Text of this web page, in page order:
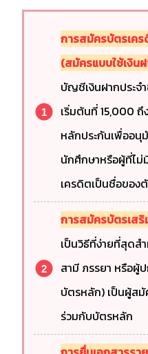
การสมัครบัตรเคร
(สมัครแบบใช้เงิน
บัญชีเงินฝากประจ
เริ่มต้นที่ 15,000 ถึ
หลักประกันเพื่ออนุ
นักศึกษาหรือผู้ที่ไม่
เครดิตเป็นชื่อของ
การสมัครบัตรเส
เป็นวิธีที่ง่ายที่สุดส
สามี ภรรยา หรือผู้
บัตรหลัก) เป็นผู้สมั
ร่วมกับบัตรหลัก